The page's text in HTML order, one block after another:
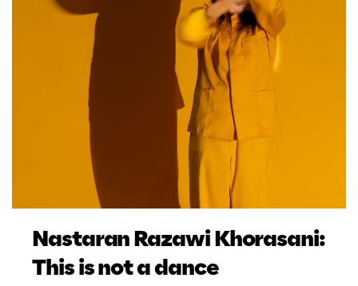
Nastaran Razawi Khorasani:
This is not a dance